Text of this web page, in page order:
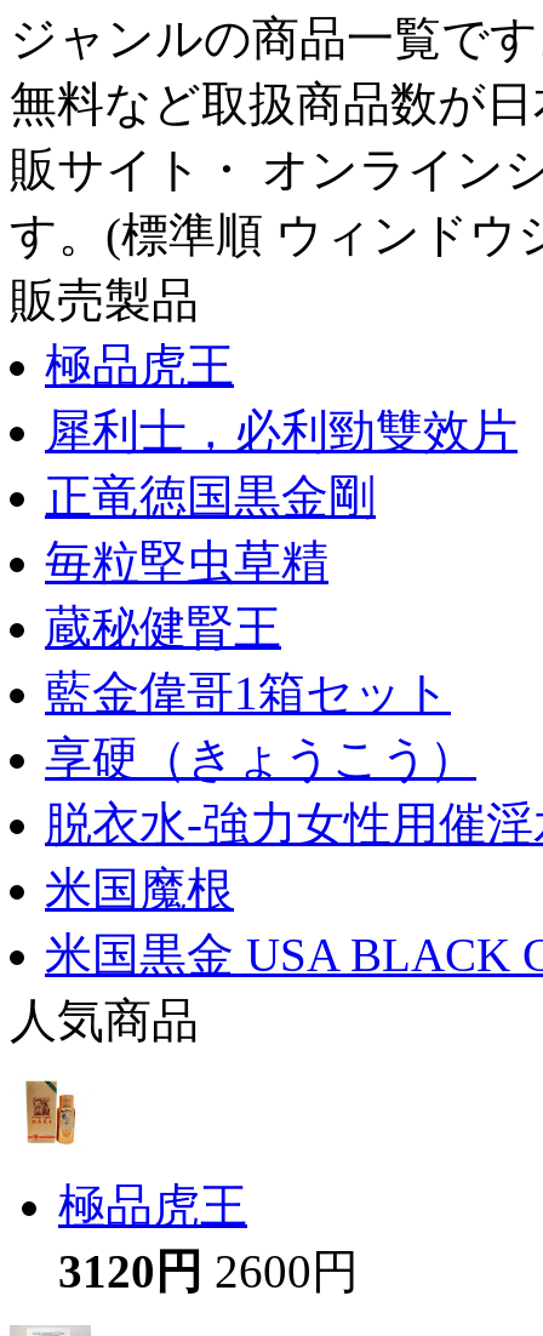
ジャンルの商品一覧で
無料など取扱商品数が
販サイト・ オンライン
す。(標準順 ウィンドウ
販売製品
極品虎王
犀利士，必利勁雙效片
正竜徳国黒金剛
毎粒堅虫草精
蔵秘健腎王
藍金偉哥1箱セット
享硬（きょうこう）
脱衣水-強力女性用催
米国魔根
米国黒金 USA BLACK
人気商品
極品虎王
3120円 2600円